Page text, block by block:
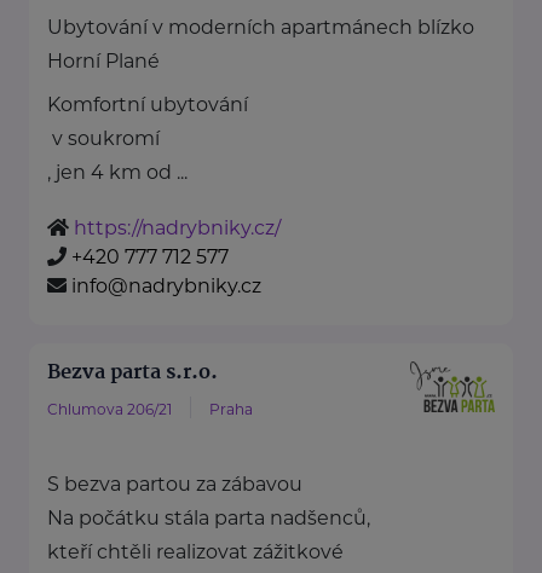
Ubytování v moderních apartmánech blízko
Horní Plané
Komfortní ubytování
v soukromí
, jen 4 km od ...
https://nadrybniky.cz/
+420 777 712 577
info@nadrybniky.cz
Bezva parta s.r.o.
Chlumova 206/21 Praha
S bezva partou za zábavou
Na počátku stála parta nadšenců,
kteří chtěli realizovat zážitkové